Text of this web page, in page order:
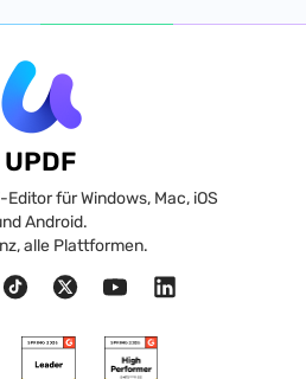
UPDF
für Windows, Mac, iOS
Android.
alle Plattformen.